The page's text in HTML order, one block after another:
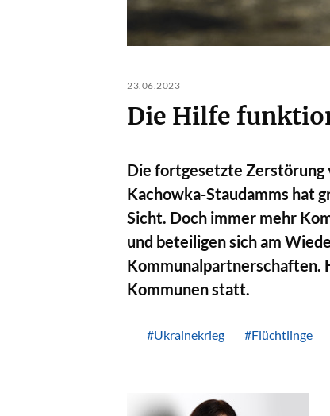
23.06.2023
Die Hilfe
Die fortgesetzte Zerstörung
Kachowka-Staudamms hat
Sicht. Doch immer mehr
und beteiligen sich am
Kommunalpartnerschaften.
Kommunen statt.
#Ukrainekrieg #Flüchtlinge